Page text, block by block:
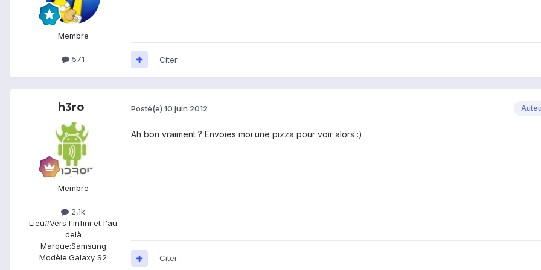
Membre
571 Citer
h3ro
Membre
2,1k
Lieu#Vers l'infini et l'au
delà
Marque:Samsung
Modèle:Galaxy S2
Posté(e) 10 juin 2012
Ah bon vraiment ? Envoies moi une pizza pour voir alors :)
Citer